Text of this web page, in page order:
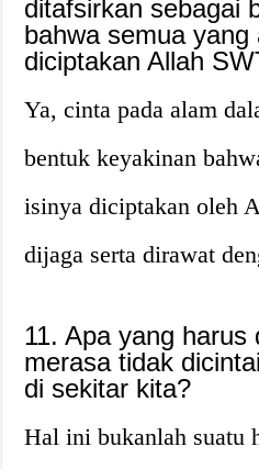
ditafsirkan sebagai
bahwa semua yang
diciptakan Allah
Ya, cinta pada alam
bentuk keyakinan
isinya diciptakan oleh
dijaga serta dirawat
11. Apa yang harus
merasa tidak
di sekitar kita?
Hal ini bukanlah suatu